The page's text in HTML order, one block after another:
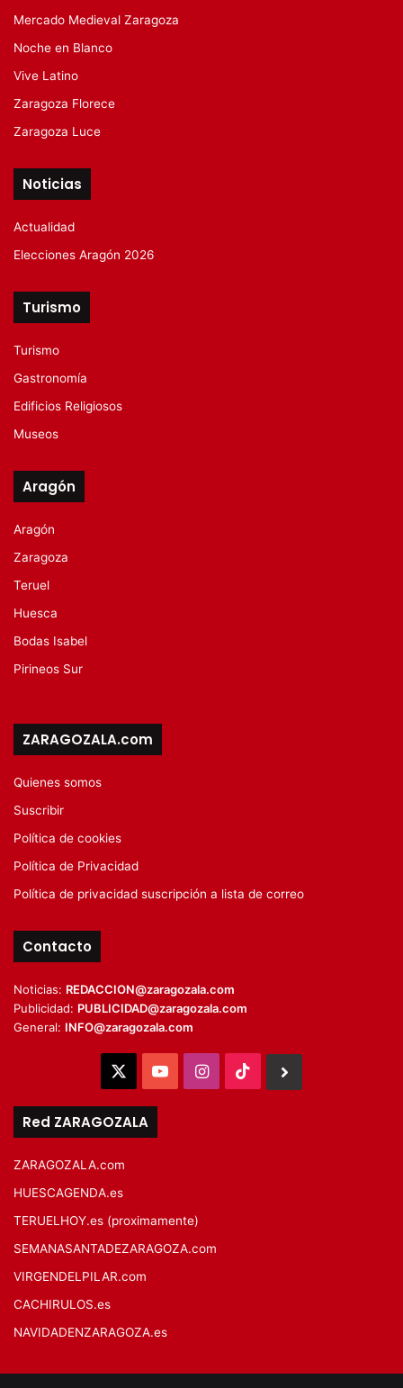
Mercado Medieval Zaragoza
Noche en Blanco
Vive Latino
Zaragoza Florece
Zaragoza Luce
Noticias
Actualidad
Elecciones Aragón 2026
Turismo
Turismo
Gastronomía
Edificios Religiosos
Museos
Aragón
Aragón
Zaragoza
Teruel
Huesca
Bodas Isabel
Pirineos Sur
ZARAGOZALA.com
Quienes somos
Suscribir
Política de cookies
Política de Privacidad
Política de privacidad suscripción a lista de correo
Contacto
Noticias: REDACCION@zaragozala.com
Publicidad: PUBLICIDAD@zaragozala.com
General: INFO@zaragozala.com
YouTubeInstagram
TikTok
Red ZARAGOZALA
ZARAGOZALA.com
HUESCAGENDA.es
TERUELHOY.es (proximamente)
SEMANASANTADEZARAGOZA.com
VIRGENDELPILAR.com
CACHIRULOS.es
NAVIDADENZARAGOZA.es